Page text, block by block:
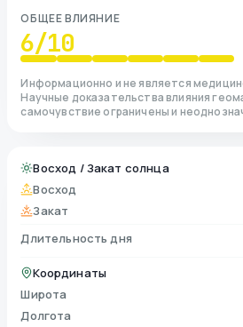
ОБЩЕЕ ВЛИЯНИЕ
6/10
Информационно и не является
Научные доказательства влияния
самочувствие ограничены и
Восход / Закат солнца
Восход
Закат
Длительность дня
Координаты
Широта
Долгота